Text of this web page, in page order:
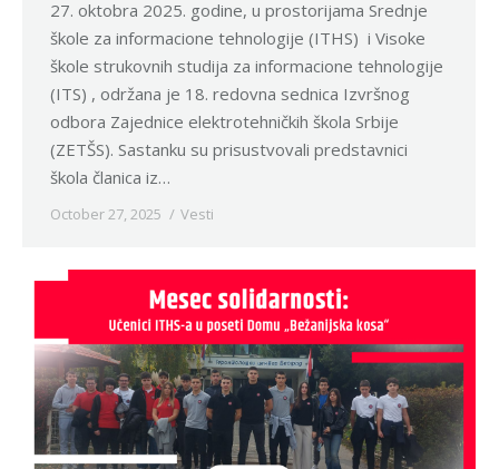
27. oktobra 2025. godine, u prostorijama Srednje
škole za informacione tehnologije (ITHS) i Visoke
škole strukovnih studija za informacione tehnologije
(ITS) , održana je 18. redovna sednica Izvršnog
odbora Zajednice elektrotehničkih škola Srbije
(ZETŠS). Sastanku su prisustvovali predstavnici
škola članica iz…
October 27, 2025 Vesti